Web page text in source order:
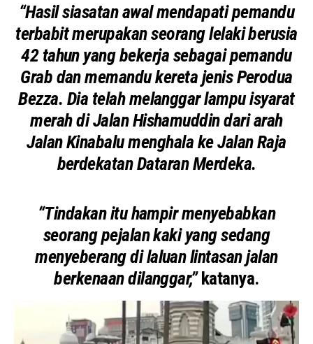
“Hasil siasatan awal mendapati pemandu
terbabit merupakan seorang lelaki berusia
42 tahun yang bekerja sebagai pemandu
Grab dan memandu kereta jenis Perodua
Bezza. Dia telah melanggar lampu isyarat
merah di Jalan Hishamuddin dari arah
Jalan Kinabalu menghala ke Jalan Raja
berdekatan Dataran Merdeka.
“Tindakan itu hampir menyebabkan
seorang pejalan kaki yang sedang
menyeberang di laluan lintasan jalan
berkenaan dilanggar,”katanya.